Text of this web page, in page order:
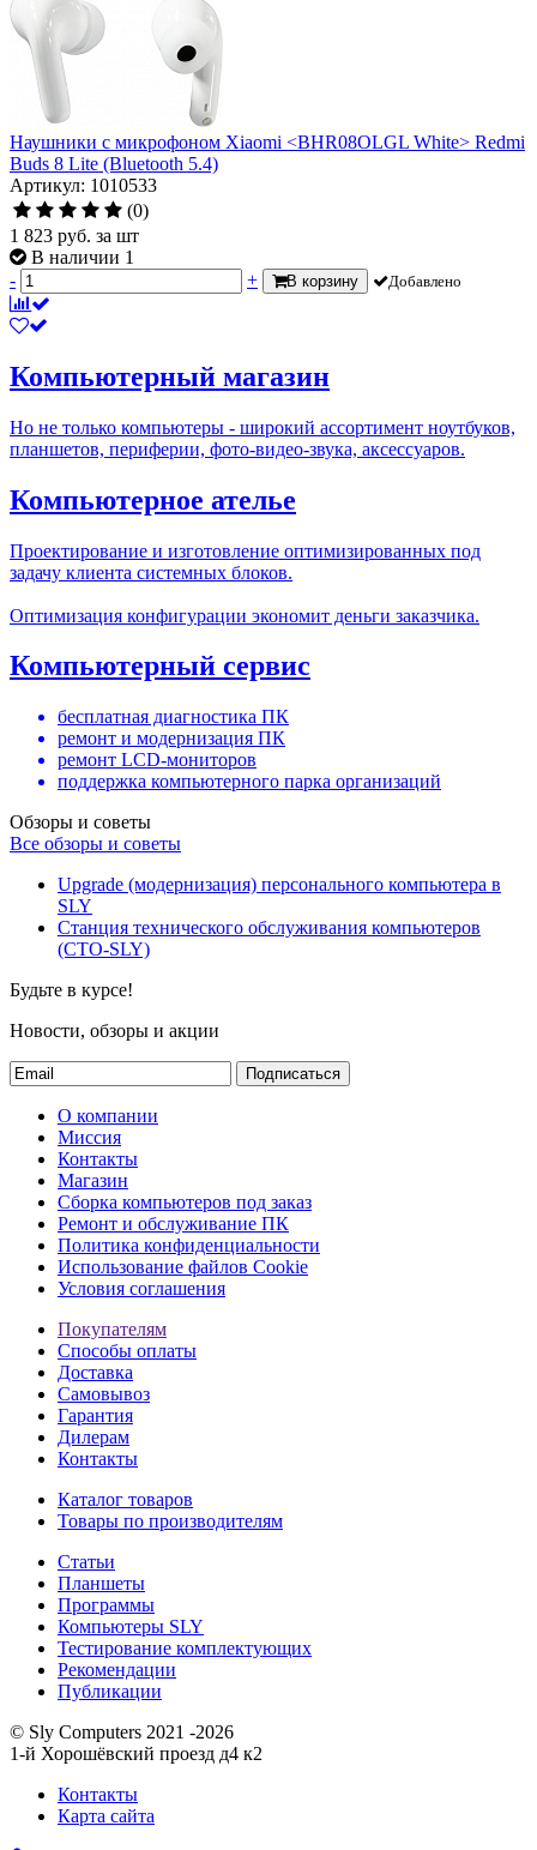
Наушники с микрофоном Xiaomi <BHR08OLGL White> Redmi
Buds 8 Lite (Bluetooth 5.4)
Артикул: 1010533
(0)
1 823 руб. за шт
В наличии 1
-
+ В корзину Добавлено
Компьютерный магазин
Но не только компьютеры - широкий ассортимент ноутбуков,
планшетов, периферии, фото-видео-звука, аксессуаров.
Компьютерное ателье
Проектирование и изготовление оптимизированных под
задачу клиента системных блоков.
Оптимизация конфигурации экономит деньги заказчика.
Компьютерный сервис
бесплатная диагностика ПК
ремонт и модернизация ПК
ремонт LCD-мониторов
поддержка компьютерного парка организаций
Обзоры и советы
Все обзоры и советы
Upgrade (модернизация) персонального компьютера в
SLY
Станция технического обслуживания компьютеров
(СТО-SLY)
Будьте в курсе!
Новости, обзоры и акции
Подписаться
О компании
Миссия
Контакты
Магазин
Сборка компьютеров под заказ
Ремонт и обслуживание ПК
Политика конфиденциальности
Использование файлов Cookie
Условия соглашения
Покупателям
Способы оплаты
Доставка
Самовывоз
Гарантия
Дилерам
Контакты
Каталог товаров
Товары по производителям
Статьи
Планшеты
Программы
Компьютеры SLY
Тестирование комплектующих
Рекомендации
Публикации
© Sly Computers 2021 -2026
1-й Хорошёвский проезд д4 к2
Контакты
Карта сайта